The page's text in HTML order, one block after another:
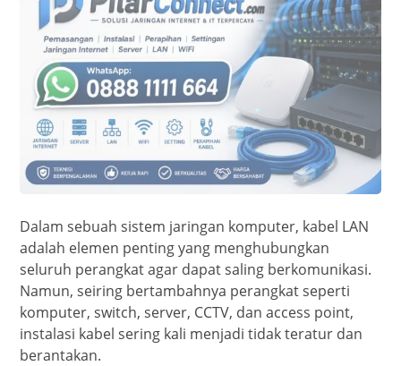
Dalam sebuah sistem jaringan komputer, kabel LAN
adalah elemen penting yang menghubungkan
seluruh perangkat agar dapat saling berkomunikasi.
Namun, seiring bertambahnya perangkat seperti
komputer, switch, server, CCTV, dan access point,
instalasi kabel sering kali menjadi tidak teratur dan
berantakan.